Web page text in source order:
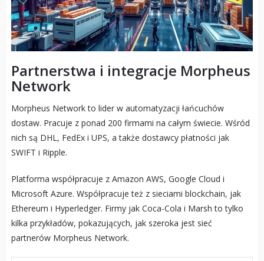
Partnerstwa i integracje Morpheus
Network
Morpheus Network to lider w automatyzacji łańcuchów
dostaw. Pracuje z ponad 200 firmami na całym świecie. Wśród
nich są DHL, FedEx i UPS, a także dostawcy płatności jak
SWIFT i Ripple.
Platforma współpracuje z Amazon AWS, Google Cloud i
Microsoft Azure. Współpracuje też z sieciami blockchain, jak
Ethereum i Hyperledger. Firmy jak Coca-Cola i Marsh to tylko
kilka przykładów, pokazujących, jak szeroka jest sieć
partnerów Morpheus Network.